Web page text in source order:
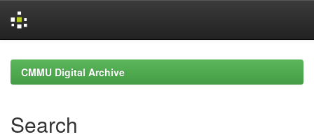
navigationCMMU Digital Archive
Search